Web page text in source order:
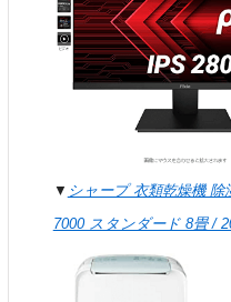
▼ シャープ 衣類乾燥機
7000 スタンダード 8畳 /